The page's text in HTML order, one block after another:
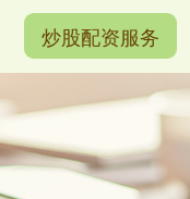
炒股配资服务